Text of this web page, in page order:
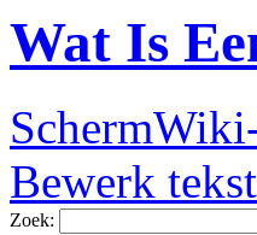
Wat Is
Bewerk
Zoek: